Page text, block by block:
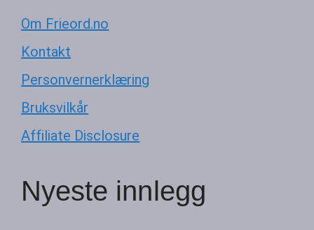
Om Frieord.no
Kontakt
Personvernerklæring
Bruksvilkår
Affiliate Disclosure
Nyeste innlegg